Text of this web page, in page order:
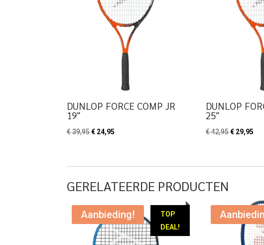
DUNLOP FORCE COMP JR
19″
€39,95Oorspronkelijke
€ 24,95
DUNLOP
25″
€42,95€ 29,95
GERELATEERDE PRODUCTEN
TOP
DEAL!
Aanbieding!